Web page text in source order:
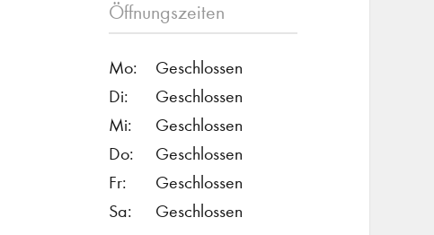
Öffnungszeiten
Mo:
Geschlossen
Di:
Geschlossen
Mi:
Geschlossen
Do:
Geschlossen
Fr:
Geschlossen
Sa:
Geschlossen